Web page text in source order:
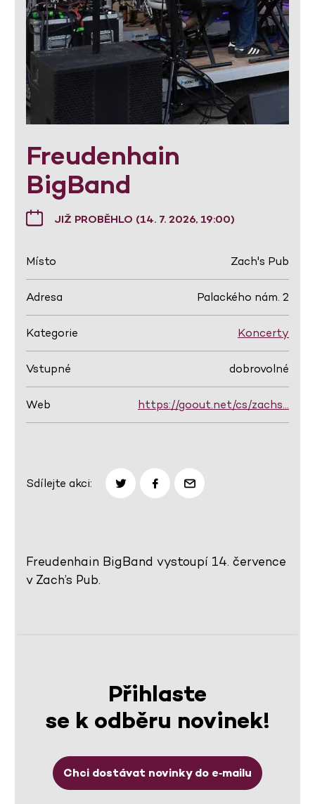
Freudenhain
BigBand
JIŽ PROBĚHLO (14. 7. 2026, 19:00)
Místo Zach's Pub
Adresa Palackého nám. 2
Kategorie Koncerty
Vstupné dobrovolné
Web https://goout.net/cs/zachs…
Sdílejte akci:
Freudenhain BigBand vystoupí 14. července
v Zach’s Pub.
Přihlaste
se k odběru novinek!
Chci dostávat novinky do e‑mailu